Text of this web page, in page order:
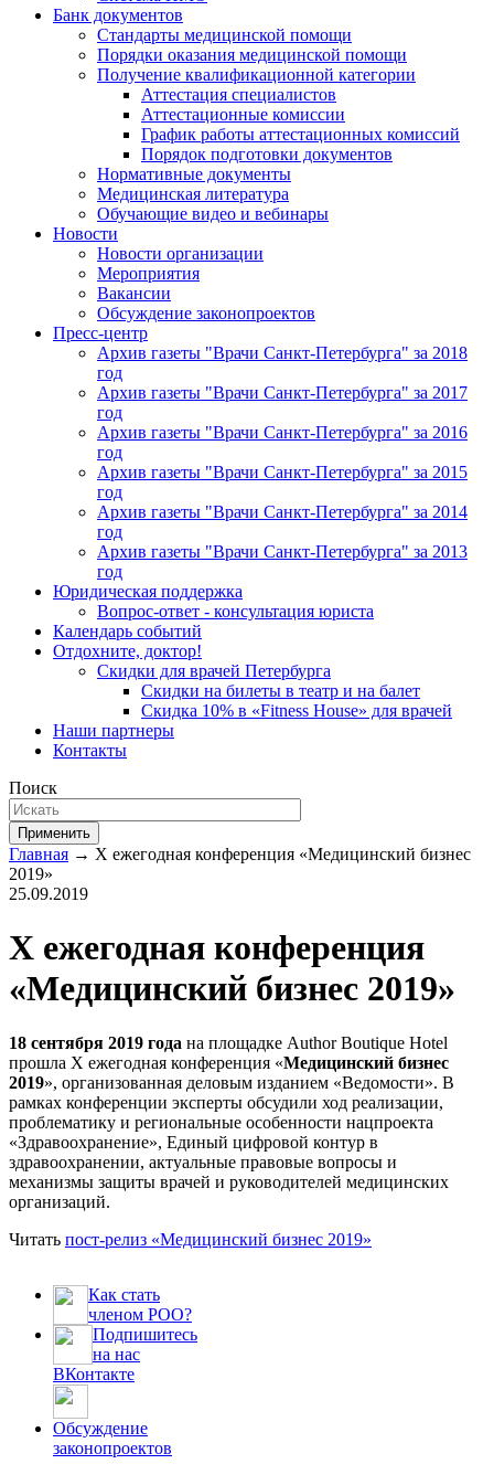
Банк документов
Стандарты медицинской помощи
Порядки оказания медицинской помощи
Получение квалификационной категории
Аттестация специалистов
Аттестационные комиссии
График работы аттестационных комиссий
Порядок подготовки документов
Нормативные документы
Медицинская литература
Обучающие видео и вебинары
Новости
Новости организации
Мероприятия
Вакансии
Обсуждение законопроектов
Пресс-центр
Архив газеты "Врачи Санкт-Петербурга" за 2018
год
Архив газеты "Врачи Санкт-Петербурга" за 2017
год
Архив газеты "Врачи Санкт-Петербурга" за 2016
год
Архив газеты "Врачи Санкт-Петербурга" за 2015
год
Архив газеты "Врачи Санкт-Петербурга" за 2014
год
Архив газеты "Врачи Санкт-Петербурга" за 2013
год
Юридическая поддержка
Вопрос-ответ - консультация юриста
Календарь событий
Отдохните, доктор!
Скидки для врачей Петербурга
Скидки на билеты в театр и на балет
Скидка 10% в «Fitness House» для врачей
Наши партнеры
Контакты
Поиск
Применить
Главная → X ежегодная конференция «Медицинский бизнес
2019»
25.09.2019
X ежегодная конференция
«Медицинский бизнес 2019»
18 сентября 2019 года на площадке Author Boutique Hotel
прошла X ежегодная конференция «Медицинский бизнес
2019», организованная деловым изданием «Ведомости». В
рамках конференции эксперты обсудили ход реализации,
проблематику и региональные особенности нацпроекта
«Здравоохранение», Единый цифровой контур в
здравоохранении, актуальные правовые вопросы и
механизмы защиты врачей и руководителей медицинских
организаций.
Читать пост-релиз «Медицинский бизнес 2019»
Как стать
членом РОО?
Подпишитесь
на нас
ВКонтакте
Обсуждение
законопроектов